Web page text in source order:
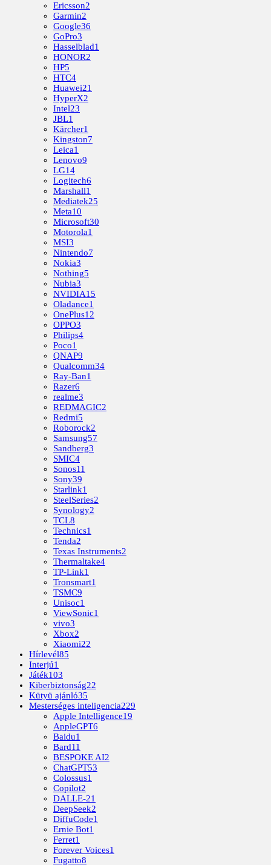
Ericsson2
Garmin2
Google36
GoPro3
Hasselblad1
HONOR2
HP5
HTC4
Huawei21
HyperX2
Intel23
JBL1
Kärcher1
Kingston7
Leica1
Lenovo9
LG14
Logitech6
Marshall1
Mediatek25
Meta10
Microsoft30
Motorola1
MSI3
Nintendo7
Nokia3
Nothing5
Nubia3
NVIDIA15
Oladance1
OnePlus12
OPPO3
Philips4
Poco1
QNAP9
Qualcomm34
Ray-Ban1
Razer6
realme3
REDMAGIC2
Redmi5
Roborock2
Samsung57
Sandberg3
SMIC4
Sonos11
Sony39
Starlink1
SteelSeries2
Synology2
TCL8
Technics1
Tenda2
Texas Instruments2
Thermaltake4
TP-Link1
Tronsmart1
TSMC9
Unisoc1
ViewSonic1
vivo3
Xbox2
Xiaomi22
Hírlevél85
Interjú1
Játék103
Kiberbiztonság22
Kütyü ajánló35
Mesterséges inteligencia229
Apple Intelligence19
AppleGPT6
Baidu1
Bard11
BESPOKE AI2
ChatGPT53
Colossus1
Copilot2
DALLE-21
DeepSeek2
DiffuCode1
Ernie Bot1
Ferret1
Forever Voices1
Fugatto8